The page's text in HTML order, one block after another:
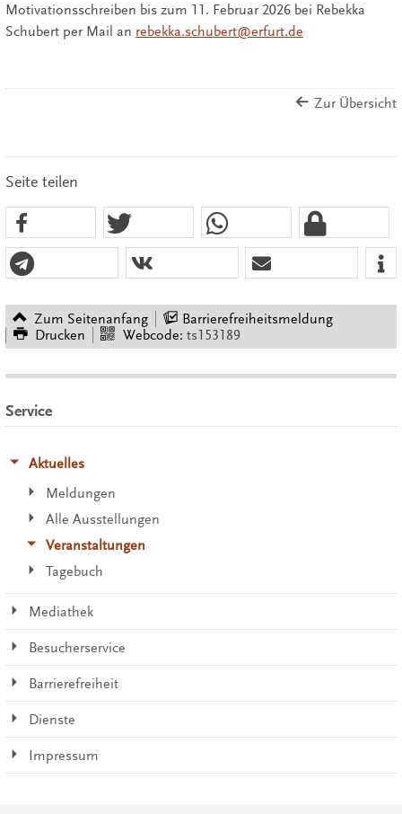
Motivationsschreiben bis zum 11. Februar 2026 bei Rebekka
Schubert per Mail an rebekka.schubert@erfurt.de
Zur Übersicht
Seite teilen
Zum Seitenanfang
Barrierefreiheitsmeldung
Drucken
Webcode: ts153189
Service
Aktuelles
Meldungen
Alle Ausstellungen
Veranstaltungen
Tagebuch
Mediathek
Besucherservice
Barrierefreiheit
Dienste
Impressum